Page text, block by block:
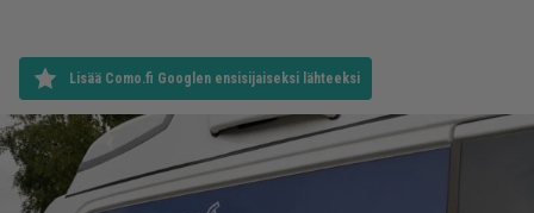
Lisää Como.fi Googlen ensisijaiseksi lähteeksi